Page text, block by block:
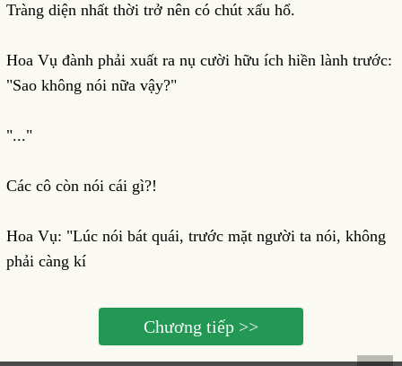
Tràng diện nhất thời trở nên có chút xấu hổ.
Hoa Vụ đành phải xuất ra nụ cười hữu ích hiền lành trước:
"Sao không nói nữa vậy?"
"..."
Các cô còn nói cái gì?!
Hoa Vụ: "Lúc nói bát quái, trước mặt người ta nói, không
phải càng kí
Chương tiếp >>